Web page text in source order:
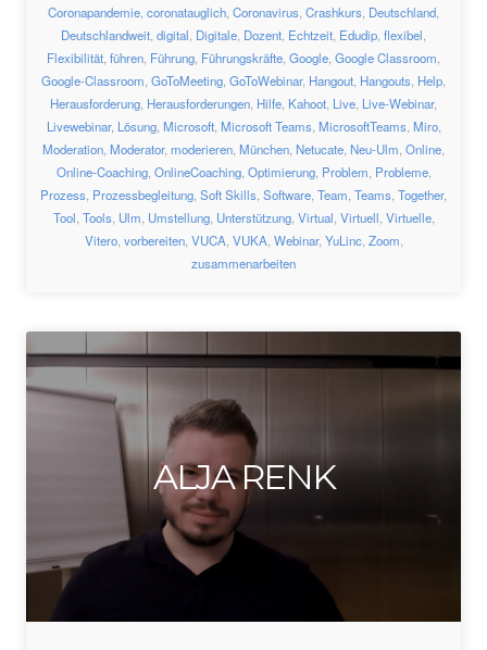
Coronapandemie, coronatauglich, Coronavirus, Crashkurs, Deutschland,
Deutschlandweit, digital, Digitale, Dozent, Echtzeit, Edudip, flexibel,
Flexibilität, führen, Führung, Führungskräfte, Google, Google Classroom,
Google-Classroom, GoToMeeting, GoToWebinar, Hangout, Hangouts, Help,
Herausforderung, Herausforderungen, Hilfe, Kahoot, Live, Live-Webinar,
Livewebinar, Lösung, Microsoft, Microsoft Teams, MicrosoftTeams, Miro,
Moderation, Moderator, moderieren, München, Netucate, Neu-Ulm, Online,
Online-Coaching, OnlineCoaching, Optimierung, Problem, Probleme,
Prozess, Prozessbegleitung, Soft Skills, Software, Team, Teams, Together,
Tool, Tools, Ulm, Umstellung, Unterstützung, Virtual, Virtuell, Virtuelle,
Vitero, vorbereiten, VUCA, VUKA, Webinar, YuLinc, Zoom,
zusammenarbeiten
ALJA RENK